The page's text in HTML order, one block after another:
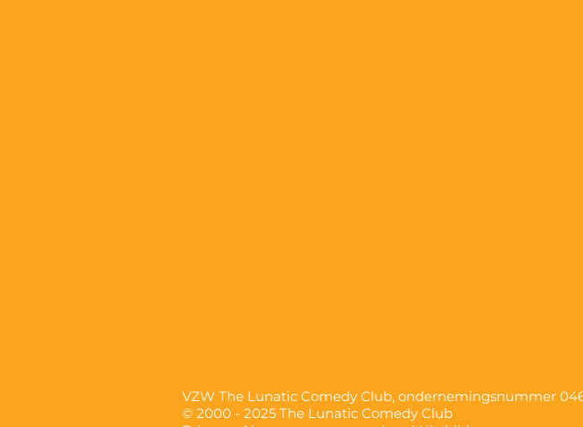
VZW The Lunatic Comedy Club, ondernemingsnummer
© 2000 - 2025 The Lunatic Comedy Club